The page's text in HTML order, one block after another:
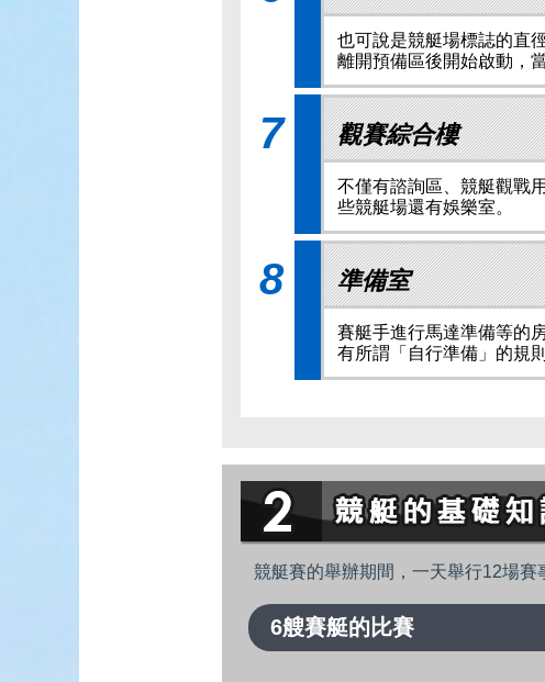
也可說是競艇場標誌的直
離開預備區後開始啟動，
7 觀賽綜合樓
不僅有諮詢區、競艇觀戰
些競艇場還有娛樂室。
8 準備室
賽艇手進行馬達準備等的
有所謂「自行準備」的規
競艇賽的舉辦期間，一天舉行12場賽
6艘賽艇的比賽